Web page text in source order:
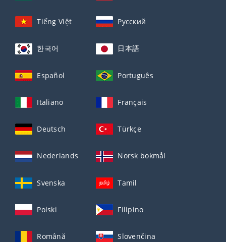
Tiếng Việt Русский
한국어 日本語
Español Português
Italiano Français
Deutsch Türkçe
Nederlands Norsk bokmål
Svenska Tamil
Polski Filipino
Română Slovenčina